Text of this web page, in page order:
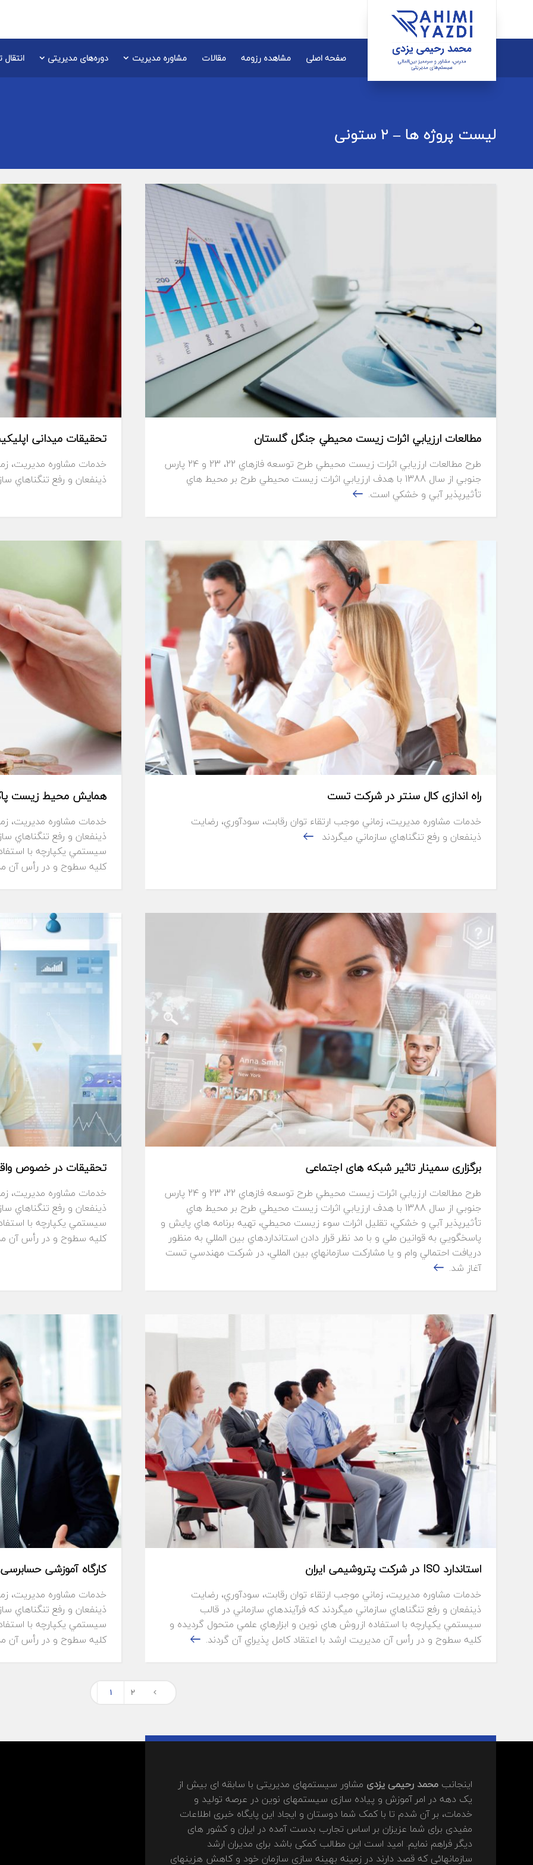
صفحه اصلی مشاهده رزومه مقالات مشاوره مدیریت دوره‌های مدیریتی
لیست پروژه ها – 2 ستونی
مطالعات ارزيابي اثرات زيست محيطي جنگل گلستان
طرح مطالعات ارزيابي اثرات زيست محيطي طرح توسعه فازهاي 22، 23 و 24 پارس
جنوبي از سال 1388 با هدف ارزيابي اثرات زيست محيطي طرح بر محيط هاي
تأثيرپذير آبي و خشكي است.
تحقیقات میدانی
خدمات مشاوره مديريت،
ذينفعان و رفع تنگناهاي
راه اندازی کال سنتر در شرکت تست
خدمات مشاوره مديريت، زماني موجب ارتقاء توان رقابت، سودآوري، رضايت
ذينفعان و رفع تنگناهاي سازماني ميگردند
همایش محیط زیست
خدمات مشاوره مديريت،
ذينفعان و رفع تنگناهاي
سيستمي يكپارچه با
كليه سطوح و در رأس آن
برگزاری سمینار تاثیر شبکه های اجتماعی
طرح مطالعات ارزيابي اثرات زيست محيطي طرح توسعه فازهاي 22، 23 و 24 پارس
جنوبي از سال 1388 با هدف ارزيابي اثرات زيست محيطي طرح بر محيط هاي
تأثيرپذير آبي و خشكي، تقليل اثرات سوء زيست محيطي، تهيه برنامه هاي پايش و
پاسخگويي به قوانين ملي و با مد نظر قرار دادن استانداردهاي بين المللي به منظور
دريافت احتمالي وام و يا مشاركت سازمانهاي بين المللي، در شركت مهندسي تست
آغاز شد.
تحقیقات در خصوص
خدمات مشاوره مديريت،
ذينفعان و رفع تنگناهاي
سيستمي يكپارچه با
كليه سطوح و در رأس آن
استاندارد ISO در شرکت پتروشیمی ایران
خدمات مشاوره مديريت، زماني موجب ارتقاء توان رقابت، سودآوري، رضايت
ذينفعان و رفع تنگناهاي سازماني ميگردند كه فرآيندهاي سازماني در قالب
سيستمي يكپارچه با استفاده ازروش هاي نوين و ابزارهاي علمي متحول گرديده و
كليه سطوح و در رأس آن مديريت ارشد با اعتقاد كامل پذيراي آن گردند.
کارگاه آموزشی
خدمات مشاوره مديريت،
ذينفعان و رفع تنگناهاي
سيستمي يكپارچه با
كليه سطوح و در رأس آن
1 2
اینجانب محمد رحیمی یزدی مشاور سیستمهای مدیریتی با سابقه ای بیش از
یک دهه در امر آموزش و پیاده سازی سیستمهای نوین در عرصه تولید و
خدمات، بر آن شدم تا با کمک شما دوستان و ایجاد این پایگاه خبری اطلاعات
مفیدی برای شما عزیزان بر اساس تجارب بدست آمده در ایران و کشور های
دیگر فراهم نمایم. امید است این مطالب کمکی باشد برای مدیران ارشد
سازمانهائی که قصد دارند در زمینه بهینه سازی سازمان خود و کاهش هزینهای